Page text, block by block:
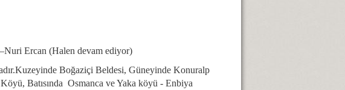
Ercan (Halen devam ediyor)
Boğaziçi Beldesi, Güneyinde Konuralp
Batısında Osmanca ve Yaka köyü - Enbiya